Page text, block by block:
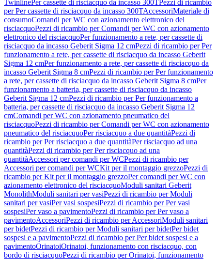
TwinlinePer cassette di risciacquo da incasso 300TPezzi di ricambio
per Per cassette di risciacquo da incasso 300TAccessoriMateriale di
consumoComandi per WC con azionamento elettronico del
risciacquoPezzi di ricambio per Comandi per WC con azionamento
elettronico del risciacquoPer funzionamento a rete, per cassette di
risciacquo da incasso Geberit Sigma 12 cmPezzi di ricambio per Per
funzionamento a rete, per cassette di risciacquo da incasso Geberit
Sigma 12 cmPer funzionamento a rete, per cassette di risciacquo da
incasso Geberit Sigma 8 cmPezzi di ricambio per Per funzionamento
a rete, per cassette di risciacquo da incasso Geberit Sigma 8 cmPer
funzionamento a batteria, per cassette di risciacquo da incasso
Geberit Sigma 12 cmPezzi di ricambio per Per funzionamento a
batteria, per cassette di risciacquo da incasso Geberit Sigma 12
cmComandi per WC con azionamento pneumatico del
risciacquoPezzi di ricambio per Comandi per WC con azionamento
pneumatico del risciacquoPer risciacquo a due quantitàPezzi di
ricambio per Per risciacquo a due quantitàPer risciacquo ad una
quantitàPezzi di ricambio per Per risciacquo ad una
quantitàAccessori per comandi per WCPezzi di ricambio per
Accessori per comandi per WCKit per il montaggio grezzoPezzi di
ricambio per Kit per il montaggio grezzoPer comandi per WC con
azionamento elettronico del risciacquoModuli sanitari Geberit
MonolithModuli sanitari per vasiPezzi di ricambio per Moduli
sanitari per vasiPer vasi sospesiPezzi di ricambio per Per vasi
sospesiPer vaso a pavimentoPezzi di ricambio per Per vaso a
pavimentoAccessoriPezzi di ricambio per AccessoriModuli sanitari
per bidetPezzi di ricambio per Moduli sanitari per bidetPer bidet
sospesi e a pavimentoPezzi di ricambio per Per bidet sospesi e a
pavimentoOrinatoiOrinatoi, funzionamento con risciacquo, con
bordo di risciacquoPezzi di ricambio per Orinatoi, funzionamento